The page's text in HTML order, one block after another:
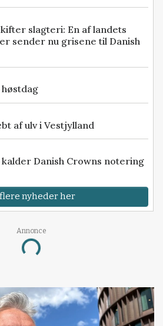
slagteri: En af landets
sender nu grisene til Danish
af ulv i Vestjylland
Danish Crowns notering
nyheder her
Annonce
Loading...